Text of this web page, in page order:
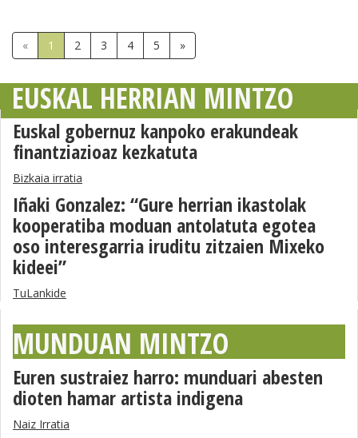
« 1 2 3 4 5 »
EUSKAL HERRIAN MINTZO
Euskal gobernuz kanpoko erakundeak
finantziazioaz kezkatuta
Bizkaia irratia
Iñaki Gonzalez: “Gure herrian ikastolak
kooperatiba moduan antolatuta egotea
oso interesgarria iruditu zitzaien Mixeko
kideei”
TuLankide
MUNDUAN MINTZO
Euren sustraiez harro: munduari abesten
dioten hamar artista indigena
Naiz Irratia